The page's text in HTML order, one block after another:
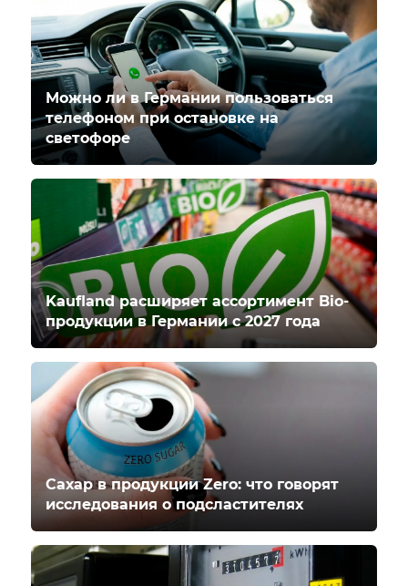
Можно ли в Германии пользоваться
телефоном при остановке на
светофоре
Kaufland расширяет ассортимент Bio-
продукции в Германии с 2027 года
Сахар в продукции Zero: что говорят
исследования о подсластителях